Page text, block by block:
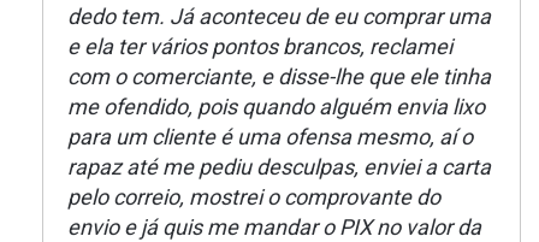
dedo tem. Já aconteceu de eu comprar uma
e ela ter vários pontos brancos, reclamei
com o comerciante, e disse-lhe que ele tinha
me ofendido, pois quando alguém envia lixo
para um cliente é uma ofensa mesmo, aí o
rapaz até me pediu desculpas, enviei a carta
pelo correio, mostrei o comprovante do
envio e já quis me mandar o PIX no valor da